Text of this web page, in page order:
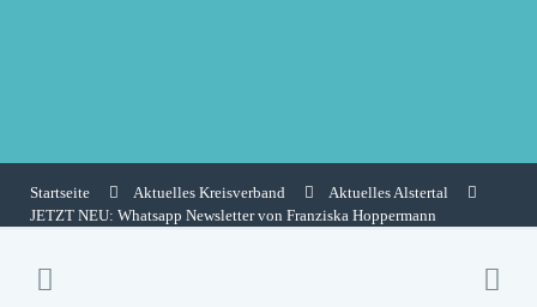
Startseite Aktuelles Kreisverband
Aktuelles Alstertal
JETZT NEU: Whatsapp Newsletter von Franziska Hoppermann